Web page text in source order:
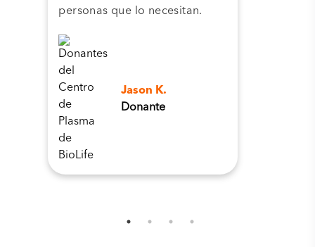
personas que lo necesitan.
Jason K.
Donante